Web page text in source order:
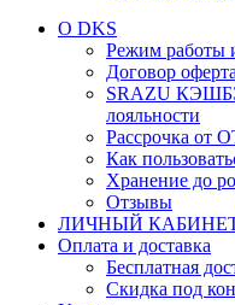
О DKS
Режим работы
Договор
SRAZU
лояльности
Рассрочка от
Как
Хранение до
Отзывы
ЛИЧНЫЙ
Оплата и доставка
Бесплатная
Скидка под